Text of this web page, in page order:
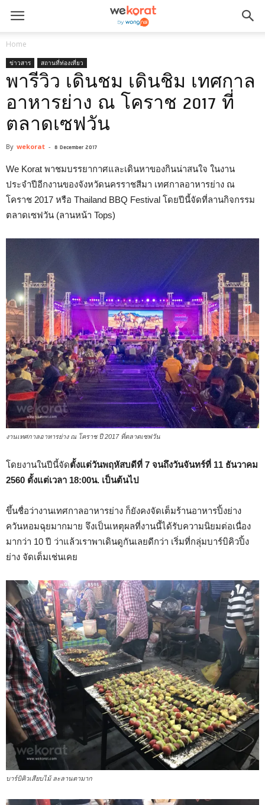
Home
ข่าวสาร สถานที่ท่องเที่ยว
พารีวิว เดินชม เดินชิม เทศกาล
อาหารย่าง ณ โคราช 2017 ที่
ตลาดเซฟวัน
By wekorat - 8 December 2017
We Korat พาชมบรรยากาศและเดินหาของกินน่าสนใจ ในงาน
ประจำปีอีกงานของจังหวัดนครราชสีมา เทศกาลอาหารย่าง ณ
โคราช 2017 หรือ Thailand BBQ Festival โดยปีนี้จัดที่ลานกิจกรรม
ตลาดเซฟวัน (ลานหน้า Tops)
งานเทศกาลอาหารย่าง ณ โคราช ปี 2017 ที่ตลาดเซฟวัน
โดยงานในปีนี้จัดตั้งแต่วันพฤหัสบดีที่ 7 จนถึงวันจันทร์ที่ 11 ธันวาคม
2560 ตั้งแต่เวลา 18:00น. เป็นต้นไป
ขึ้นชื่อว่างานเทศกาลอาหารย่าง ก็ยังคงจัดเต็มร้านอาหารปิ้งย่าง
ควันหอมฉุยมากมาย จึงเป็นเหตุผลที่งานนี้ได้รับความนิยมต่อเนื่อง
มากว่า 10 ปี ว่าแล้วเราพาเดินดูกันเลยดีกว่า เริ่มที่กลุ่มบาร์บิคิวปิ้ง
ย่าง จัดเต็มเช่นเคย
บาร์บิคิวเสียบไม้ ละลานตามาก